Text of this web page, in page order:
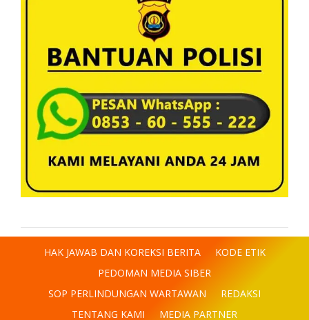
HAK JAWAB DAN KOREKSI BERITA
KODE ETIK
PEDOMAN MEDIA SIBER
SOP PERLINDUNGAN WARTAWAN
REDAKSI
TENTANG KAMI
MEDIA PARTNER